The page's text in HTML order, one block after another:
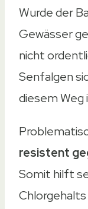
Wurde der
Gewässer
nicht
Senfalgen
diesem Weg
resistent
Somit hilft